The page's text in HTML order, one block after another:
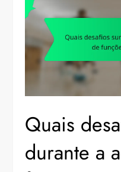
Quais
durante a